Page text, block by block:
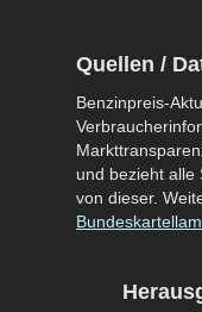
Quellen /
Benzinpreis-
und bezieht alle
von dieser.